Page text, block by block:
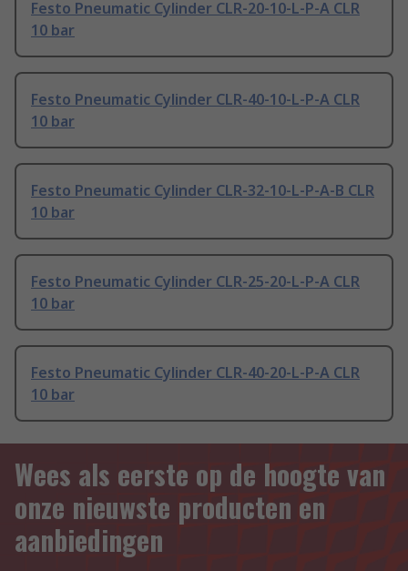
Festo Pneumatic Cylinder CLR-20-10-L-P-A CLR
10 bar
Festo Pneumatic Cylinder CLR-40-10-L-P-A CLR
10 bar
Festo Pneumatic Cylinder CLR-32-10-L-P-A-B CLR
10 bar
Festo Pneumatic Cylinder CLR-25-20-L-P-A CLR
10 bar
Festo Pneumatic Cylinder CLR-40-20-L-P-A CLR
10 bar
Wees als eerste op de hoogte van
onze nieuwste producten en
aanbiedingen